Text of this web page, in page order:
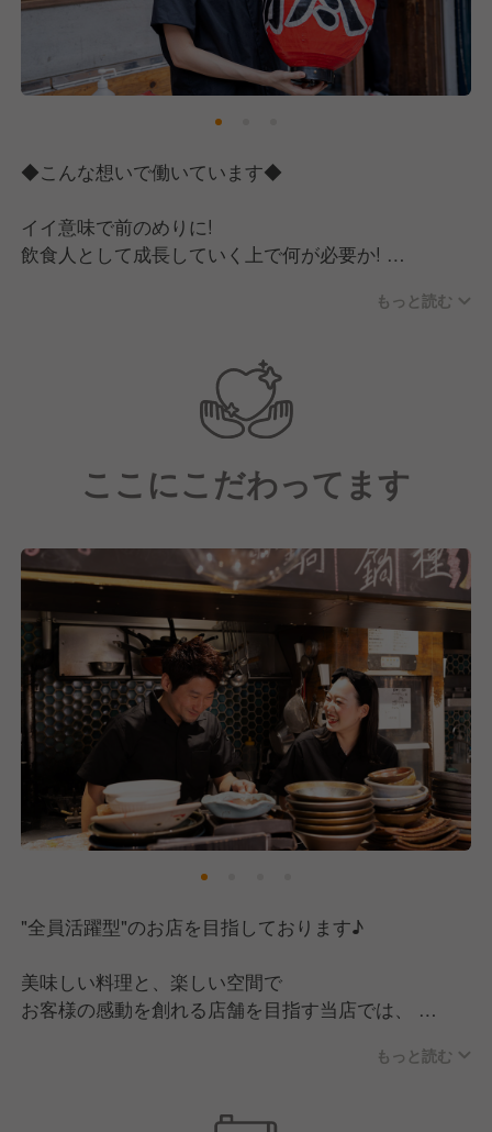
◆こんな想いで働いています◆
イイ意味で前のめりに!
飲食人として成長していく上で何が必要か!
より良いお店、よりお客様に喜んでいただく事を目指
より美味しい料理を追求すると、自然と食材の事、飲
食業の事に詳しくなります!
そこを突き詰めていく事で、1からお店を創り、繁盛
チャンスに貪欲に、どんどんキャリアアップを目指し
ていく事をやりがいに、スタッフ一丸となって日々取
り組んでおります!!
もっと読む
ここにこだわってます
"全員活躍型"のお店を目指しております♪
美味しい料理と、楽しい空間で
お客様の感動を創れる店舗を目指す当店では、
日々どうやったら感動を創れるのかみんなで考えてい
もっと読む